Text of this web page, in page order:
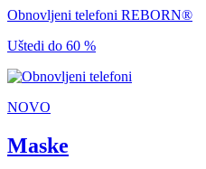
Obnovljeni telefoni REBORN®
Uštedi do 60 %
NOVO
Maske